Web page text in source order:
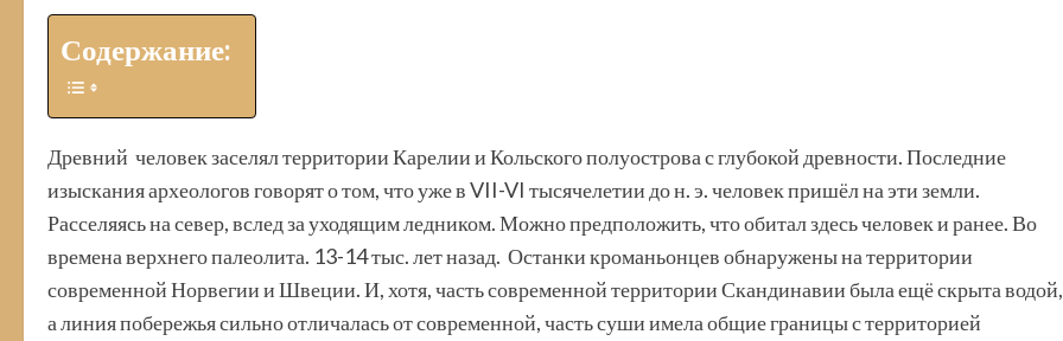
Содержание:
Древний человек заселял территории Карелии и Кольского полуострова с глубокой древности. Последние
изыскания археологов говорят о том, что уже в VII-VI тысячелетии до н. э. человек пришёл на эти земли.
Расселяясь на север, вслед за уходящим ледником. Можно предположить, что обитал здесь человек и ранее. Во
времена верхнего палеолита. 13-14 тыс. лет назад. Останки кроманьонцев обнаружены на территории
современной Норвегии и Швеции. И, хотя, часть современной территории Скандинавии была ещё скрыта водой,
а линия побережья сильно отличалась от современной, часть суши имела общие границы с территорией